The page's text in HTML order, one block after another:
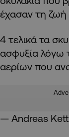
έχασαν τη ζωή
4 τελικά τα
ασφυξία λόγω
αερίων που
— Andreas